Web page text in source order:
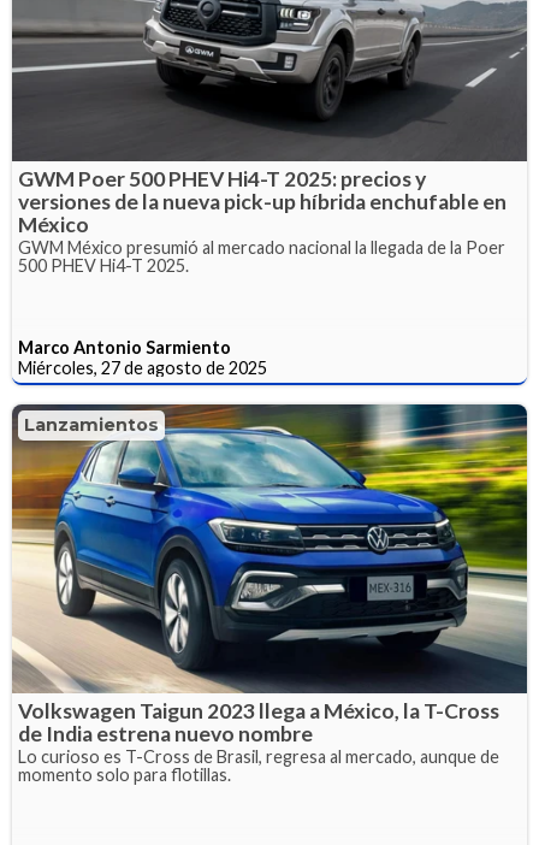
GWM Poer 500 PHEV Hi4-T 2025: precios y
versiones de la nueva pick-up híbrida enchufable en
México
GWM México presumió al mercado nacional la llegada de la Poer
500 PHEV Hi4-T 2025.
Marco Antonio Sarmiento
Miércoles, 27 de agosto de 2025
Lanzamientos
Volkswagen Taigun 2023 llega a México, la T-Cross
de India estrena nuevo nombre
Lo curioso es T-Cross de Brasil, regresa al mercado, aunque de
momento solo para flotillas.